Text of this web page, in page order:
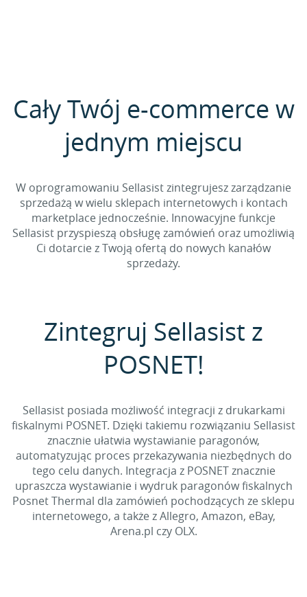
Cały Twój e-commerce w
jednym miejscu
W oprogramowaniu Sellasist zintegrujesz zarządzanie
sprzedażą w wielu sklepach internetowych i kontach
marketplace jednocześnie. Innowacyjne funkcje
Sellasist przyspieszą obsługę zamówień oraz umożliwią
Ci dotarcie z Twoją ofertą do nowych kanałów
sprzedaży.
Zintegruj Sellasist z
POSNET!
Sellasist posiada możliwość integracji z drukarkami
fiskalnymi POSNET. Dzięki takiemu rozwiązaniu Sellasist
znacznie ułatwia wystawianie paragonów,
automatyzując proces przekazywania niezbędnych do
tego celu danych. Integracja z POSNET znacznie
upraszcza wystawianie i wydruk paragonów fiskalnych
Posnet Thermal dla zamówień pochodzących ze sklepu
internetowego, a także z Allegro, Amazon, eBay,
Arena.pl czy OLX.